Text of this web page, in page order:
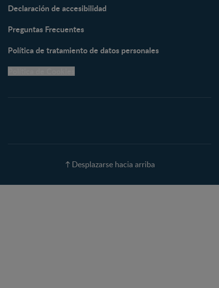
NESCARE®
Herramientas
Calculadora de color de
Declaración de accesibilidad
Preguntas Frecuentes
Política de tratamiento de datos personales
Desplazarse hacia arriba